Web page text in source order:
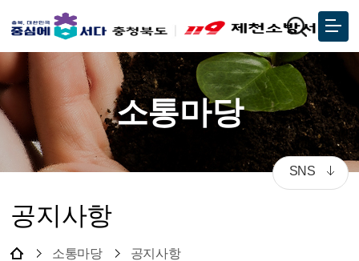
소통마당
공지사항
소통마당 공지사항
SNS